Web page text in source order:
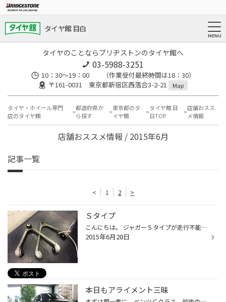
タイヤ館 目白
タイヤのことならブリヂストンのタイヤ館へ
03-5988-3251
10：30～19：00 （作業受付最終時間は18：30）
〒161-0031 東京都新宿区西落合3-2-21
Map
タイヤ・ホイール専門
店のタイヤ館
都道府県か
ら探す
東京都のタ
イヤ館
タイヤ館 目
白TOP
店舗おスス
メ情報
店舗おススメ情報 / 2015年6月
記事一覧
< 1 2 >
Ｓタイプ
こんにちは。 ジャガーＳタイプが走行不能のため、ローダーにてご来店。 左前タイヤがとんでもない方向を向いております！ すぐにリフトアップしてみると、アッパーアームの ボールジョイントが！？ もげています…。 念のため右側も見てみると、ブーツがぼろぼろ。 低速走行時にこうなったとのこと...
2015年6月28日
本日もアライメント三昧